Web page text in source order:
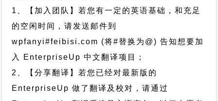
1、【加入团队】若您有一定的英语基础，和充足
的空闲时间，请发送邮件到
wpfanyi#feibisi.com (将#替换为@) 告知想要加
入 EnterpriseUp 中文翻译项目；
2、【分享翻译】若您已经对最新版的
EnterpriseUp 做了翻译及校对，请通过